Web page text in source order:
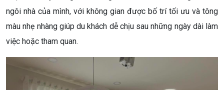
ngôi nhà của mình, với không gian được bố trí tối ưu và tông
màu nhẹ nhàng giúp du khách dễ chịu sau những ngày dài làm
việc hoặc tham quan.